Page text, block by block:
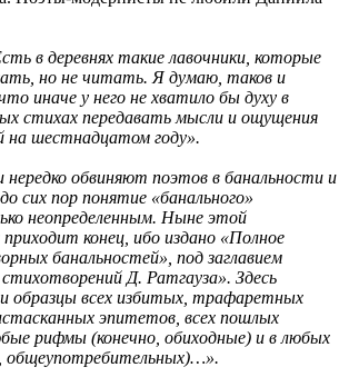
в деревнях такие лавочники, которые
но не читать. Я думаю, таков и
иначе у него не хватило бы духу в
стихах передавать мысли и ощущения
шестнадцатом году».
нередко обвиняют поэтов в банальности и
сих пор понятие «банального»
неопределенным. Ныне этой
конец, ибо издано «Полное
банальностей», под заглавием
Д. Ратгауза». Здесь
образцы всех избитых, трафаретных
эпитетов, всех пошлых
рифмы (конечно, обиходные) и в любых
общеупотребительных)…».